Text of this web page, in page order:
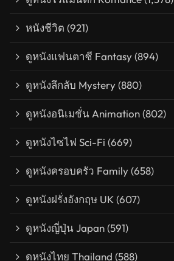
หนังชีวิต (921)
ดูหนังแฟนตาซี Fantasy(894)
ดูหนังลึกลับ Mystery(880)
ดูหนังอนิเมชั่น Animation(802)
ดูหนังไซไฟ Sci-Fi (669)
ดูหนังครอบครัว Family(658)
ดูหนังฝรั่งอังกฤษ UK(607)
ดูหนังญี่ปุ่น Japan(591)
ดูหนังไทย Thailand (588)